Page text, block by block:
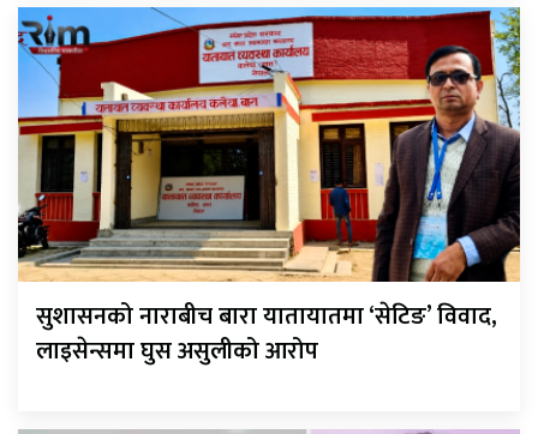
सुशासनको नाराबीच बारा यातायातमा ‘सेटिङ’ विवाद,
लाइसेन्समा घुस असुलीको आरोप